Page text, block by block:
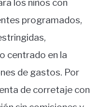
los niños con
programados,
centrado en la
de gastos. Por
de corretaje con